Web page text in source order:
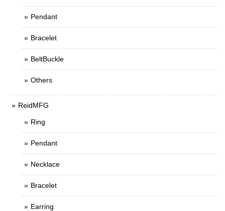
Pendant
Bracelet
BeltBuckle
Others
ReidMFG
Ring
Pendant
Necklace
Bracelet
Earring